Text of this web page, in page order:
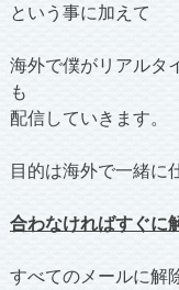
という事に加えて
海外で僕がリアルタ
も
配信していきます。
目的は海外で一緒に
合わなければすぐに
すべてのメールに解